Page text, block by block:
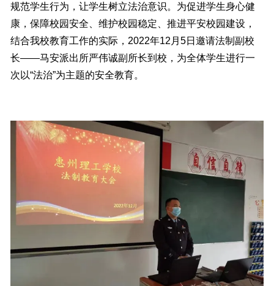
规范学生行为，让学生树立法治意识。为促进学生身心健
康，保障校园安全、维护校园稳定、推进平安校园建设，
结合我校教育工作的实际，2022年12月5日邀请法制副校
长——马安派出所严伟诚副所长到校，为全体学生进行一
次以“法治”为主题的安全教育。